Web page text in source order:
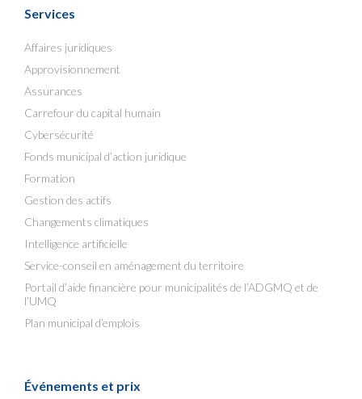
Services
Affaires juridiques
Approvisionnement
Assurances
Carrefour du capital humain
Cybersécurité
Fonds municipal d’action juridique
Formation
Gestion des actifs
Changements climatiques
Intelligence artificielle
Service-conseil en aménagement du territoire
Portail d’aide financière pour municipalités de l’ADGMQ et de
l’UMQ
Plan municipal d’emplois
Événements et prix